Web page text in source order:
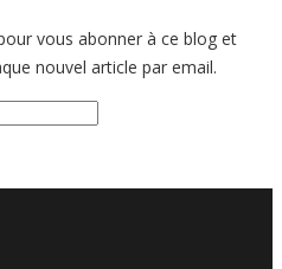
vous abonner à ce blog et
nouvel article par email.